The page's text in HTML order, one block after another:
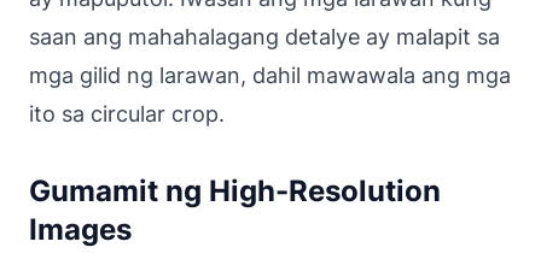
saan ang mahahalagang detalye ay malapit sa
mga gilid ng larawan, dahil mawawala ang mga
ito sa circular crop.
Gumamit ng High-Resolution
Images